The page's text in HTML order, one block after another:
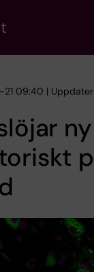
09:40 |